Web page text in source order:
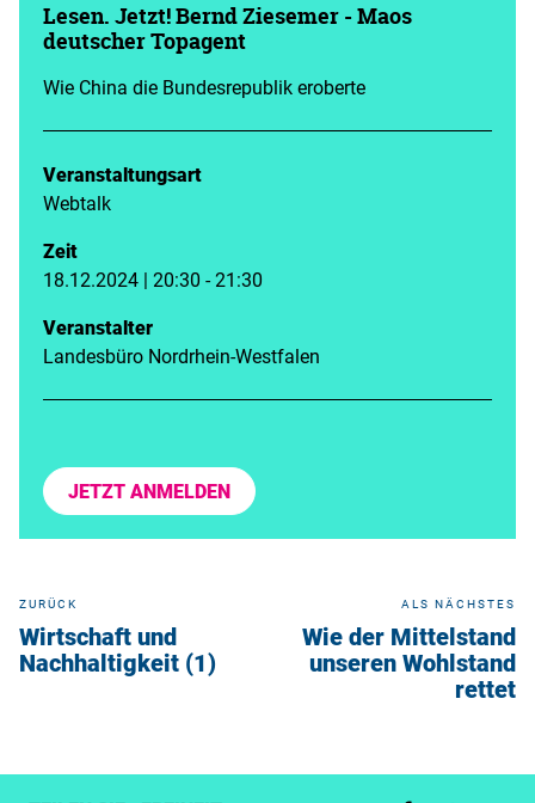
Lesen. Jetzt! Bernd Ziesemer - Maos
deutscher Topagent
Wie China die Bundesrepublik eroberte
Veranstaltungsart
Webtalk
Zeit
18.12.2024 | 20:30 - 21:30
Veranstalter
Landesbüro Nordrhein-Westfalen
JETZT ANMELDEN
ZURÜCK
Wirtschaft und
Nachhaltigkeit (1)
ALS NÄCHSTES
Wie der Mittelstand
unseren Wohlstand
rettet